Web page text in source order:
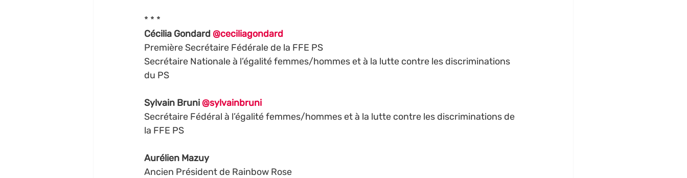
* * *
Cécilia Gondard @ceciliagondard
Première Secrétaire Fédérale de la FFE PS
Secrétaire Nationale à l’égalité femmes/hommes et à la lutte contre les discriminations
du PS
Sylvain Bruni @sylvainbruni
Secrétaire Fédéral à l’égalité femmes/hommes et à la lutte contre les discriminations de
la FFE PS
Aurélien Mazuy
Ancien Président de Rainbow Rose